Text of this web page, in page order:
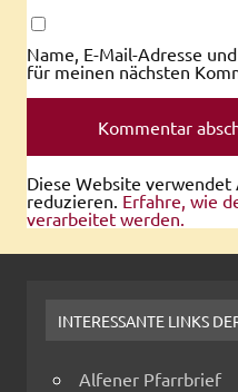
Name, E-Mail-Adresse
für meinen nächsten
Diese Website verwendet
reduzieren. Erfahre, wie
verarbeitet werden.
INTERESSANTE LINKS
Alfener Pfarrbrief